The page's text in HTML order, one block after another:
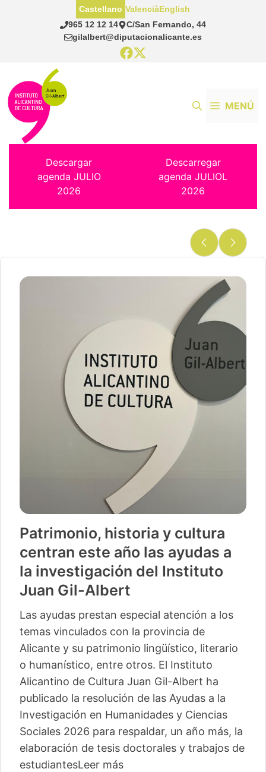
965 12 12 14
C/San Fernando, 44
gilalbert@diputacionalicante.es
Castellano ValenciàEnglish
MENÚ
Descargar
agenda JULIO
2026
Descarregar
agenda JULIOL
2026
Patrimonio, historia y cultura
centran este año las ayudas a
la investigación del Instituto
Juan Gil-Albert
Las ayudas prestan especial atención a los
temas vinculados con la provincia de
Alicante y su patrimonio lingüístico, literario
o humanístico, entre otros. El Instituto
Alicantino de Cultura Juan Gil-Albert ha
publicado la resolución de las Ayudas a la
Investigación en Humanidades y Ciencias
Sociales 2026 para respaldar, un año más, la
elaboración de tesis doctorales y trabajos de
estudiantesLeer más